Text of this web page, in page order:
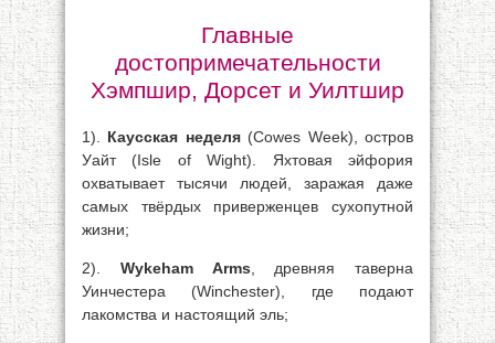
Главные
достопримечательности
Хэмпшир, Дорсет и Уилтшир
1). Каусская неделя(Cowes Week), остров
Уайт (Isle of Wight). Яхтовая эйфория
охватывает тысячи людей, заражая даже
самых твёрдых приверженцев сухопутной
жизни;
2). Wykeham Arms, древняя таверна
Уинчестера (Winchester), где подают
лакомства и настоящий эль;